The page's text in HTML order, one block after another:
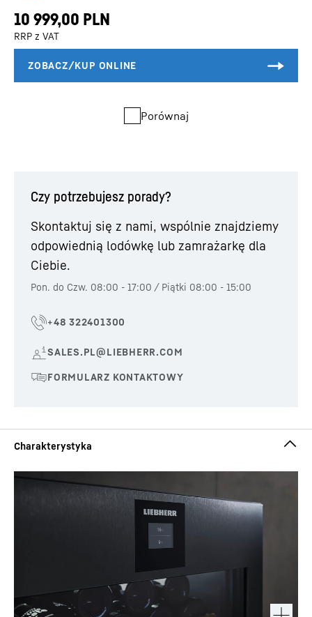
RRP z VAT
Porównaj
Czy potrzebujesz porady?
Skontaktuj się z nami, wspólnie znajdziemy
odpowiednią lodówkę lub zamrażarkę dla
Ciebie.
Pon. do Czw. 08:00 - 17:00 / Piątki 08:00 - 15:00